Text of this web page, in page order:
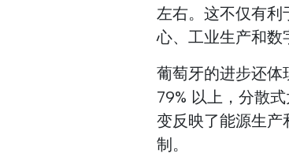
左右。这不仅有利
心、工业生产和数
葡萄牙的进步还体
79% 以上，分散
变反映了能源生产
制。